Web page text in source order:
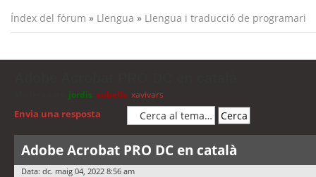
Índex del fòrum » Llengua » Llengua i traducció de programari
jordis cubells xavivars
Envia una resposta
Adobe Acrobat PRO DC en català
Data: dc. maig 04, 2022 8:56 am